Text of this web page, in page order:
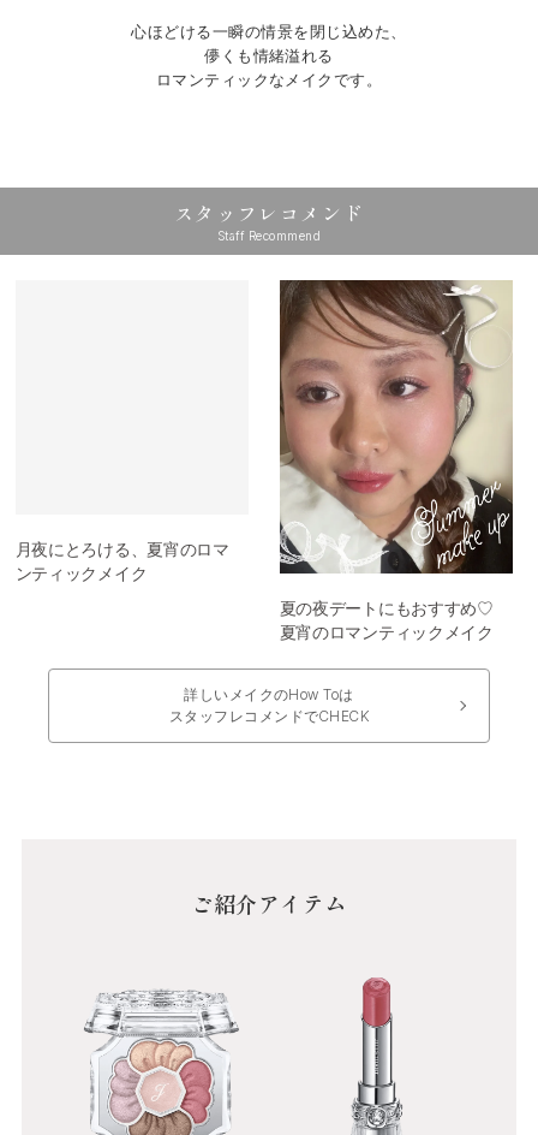
心ほどける一瞬の情景を閉じ込めた、
儚くも情緒溢れる
ロマンティックなメイクです。
スタッフレコメンド
Staff Recommend
月夜にとろける、夏宵のロマ
ンティックメイク
夏の夜デートにもおすすめ♡
夏宵のロマンティックメイク
詳しいメイクのHow Toは
スタッフレコメンドでCHECK
ご紹介アイテム